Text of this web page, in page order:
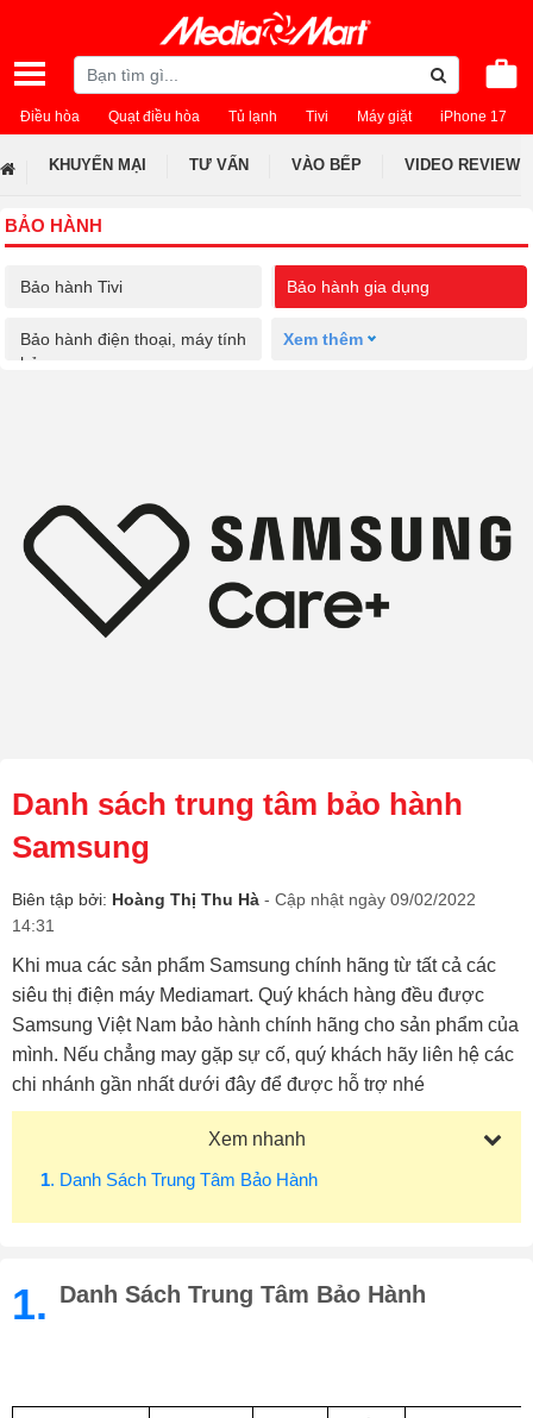
Điều hòa Quạt điều hòa Tủ lạnh Tivi Máy giặt iPhone 17
KHUYẾN MẠI TƯ VẤN VÀO BẾP VIDEO REVIEW
BẢO HÀNH
Bảo hành Tivi Bảo hành gia dụng
Bảo hành điện thoại, máy tính
bảng
Xem thêm
Danh sách trung tâm bảo hành
Samsung
Biên tập bởi: Hoàng Thị Thu Hà - Cập nhật ngày 09/02/2022
14:31
Khi mua các sản phẩm Samsung chính hãng từ tất cả các
siêu thị điện máy Mediamart. Quý khách hàng đều được
Samsung Việt Nam bảo hành chính hãng cho sản phẩm của
mình. Nếu chẳng may gặp sự cố, quý khách hãy liên hệ các
chi nhánh gần nhất dưới đây để được hỗ trợ nhé
Xem nhanh
1. Danh Sách Trung Tâm Bảo Hành
1. Danh Sách Trung Tâm Bảo Hành